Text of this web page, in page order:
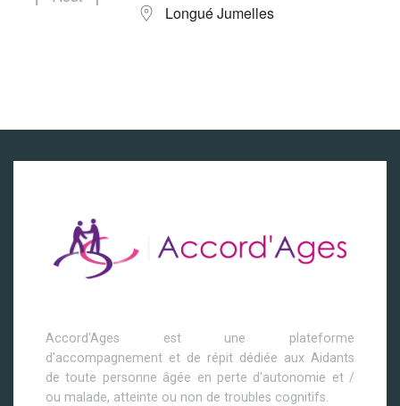
Longué Jumelles
Accord'Ages est une plateforme
d'accompagnement et de répit dédiée aux Aidants
de toute personne âgée en perte d'autonomie et /
ou malade, atteinte ou non de troubles cognitifs.